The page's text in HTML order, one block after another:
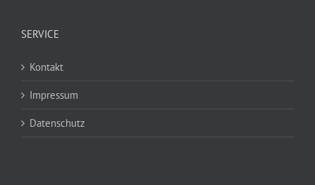
SERVICE
Kontakt
Impressum
Datenschutz